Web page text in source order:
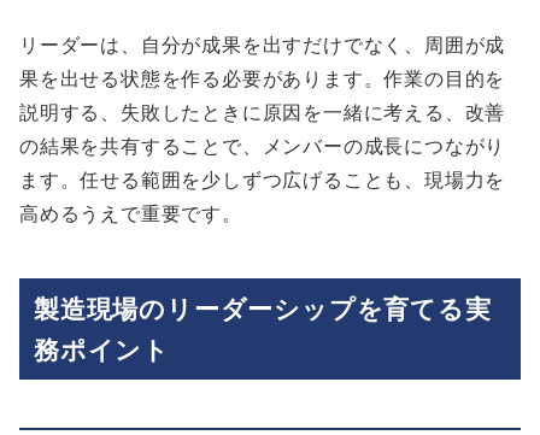
リーダーは、自分が成果を出すだけでなく、周囲が成
果を出せる状態を作る必要があります。作業の目的を
説明する、失敗したときに原因を一緒に考える、改善
の結果を共有することで、メンバーの成長につながり
ます。任せる範囲を少しずつ広げることも、現場力を
高めるうえで重要です。
製造現場のリーダーシップを育てる実
務ポイント